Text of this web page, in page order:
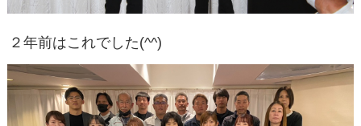
２年前はこれでした(^^)